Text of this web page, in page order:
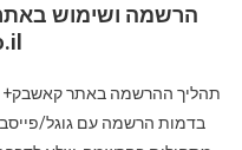
תהליך ההרשמה באתר קאשבק+
בדמות הרשמה עם גוגל/